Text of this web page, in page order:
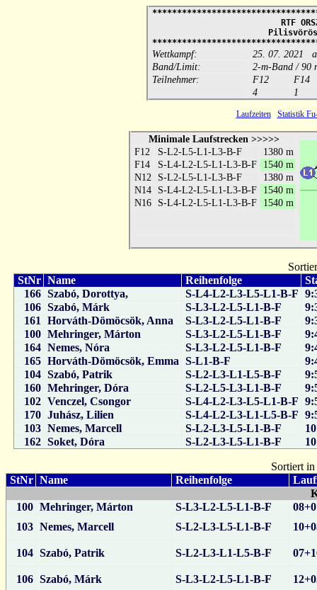
RTF
Wettkampf:
25. 07. 2021
Band/Limit:
2-m-Band / 90
Teilnehmer:
F12
F14
4
1
Laufzeiten Statistik
Minimale Laufstrecken >>>>>
F12
S-L2-L5-L1-L3-B-F
1380 m
F14
S-L4-L2-L5-L1-L3-B-F
1540 m
N12
S-L2-L5-L1-L3-B-F
1380 m
N14
S-L4-L2-L5-L1-L3-B-F
1540 m
N16
S-L4-L2-L5-L1-L3-B-F 1540 m
StNr Name Reihenfolge
166 Szabó, Dorottya, S-L4-L2-L3-L5-L1-B-F
106 Szabó, Márk S-L3-L2-L5-L1-B-F
161
Horváth-Dömöcsök, Anna S-L3-L2-L5-L1-B-F
100 Mehringer, Márton S-L3-L2-L5-L1-B-F
164 Nemes, Nóra S-L3-L2-L5-L1-B-F
165 Horváth-Dömöcsök, Emma S-L1-B-F
104 Szabó, Patrik S-L2-L3-L1-L5-B-F
160 Mehringer, Dóra S-L2-L5-L3-L1-B-F
102 Venczel, Csongor S-L4-L2-L3-L5-L1-B-F
170 Juhász, Lilien S-L4-L2-L3-L1-L5-B-F
103 Nemes, Marcell S-L2-L3-L5-L1-B-F
162 Soket, Dóra S-L2-L3-L5-L1-B-F
Sortiert
StNr Name Reihenfolge
100 Mehringer, Márton S-L3-L2-L5-L1-B-F
103 Nemes, Marcell S-L2-L3-L5-L1-B-F
104 Szabó, Patrik S-L2-L3-L1-L5-B-F
106 Szabó, Márk S-L3-L2-L5-L1-B-F